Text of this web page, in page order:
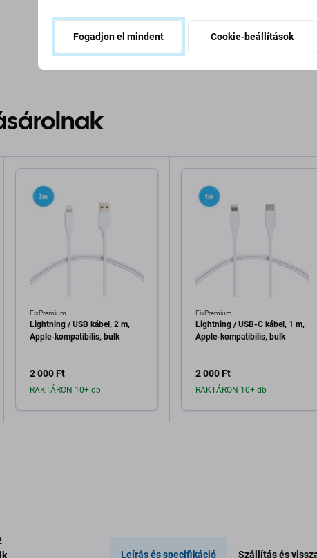
FixPremium
Lightning / USB kábel, 2 m,
Apple-kompatibilis, bulk
2 000 Ft
RAKTÁRON 10+ db
FixPremium
Lightning / USB-C kábel, 1 m,
Apple-kompatibilis, bulk
2 000 Ft
RAKTÁRON 10+ db
Leírás és specifikáció Szállítás és
Fogadjon el mindent Cookie-beállítások